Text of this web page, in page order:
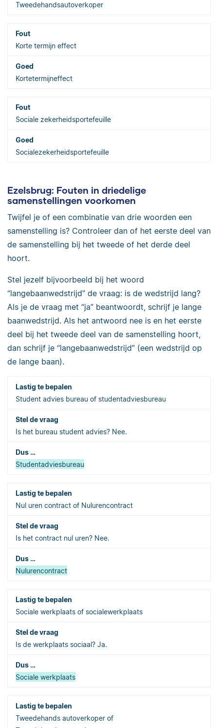
Tweedehandsautoverkoper
Korte termijn effect
Kortetermijneffect
Sociale zekerheidsportefeuille
Socialezekerheidsportefeuille
Ezelsbrug: Fouten in driedelige
samenstellingen voorkomen
Twijfel je of een combinatie van drie woorden een
samenstelling is? Controleer dan of het eerste deel van
de samenstelling bij het tweede of het derde deel
hoort.
Stel jezelf bijvoorbeeld bij het woord
“langebaanwedstrijd” de vraag: is de wedstrijd lang?
Als je de vraag met “ja” beantwoordt, schrijf je lange
baanwedstrijd. Als het antwoord nee is en het eerste
deel bij het tweede deel van de samenstelling hoort,
dan schrijf je “langebaanwedstrijd” (een wedstrijd op
de lange baan).
Student advies bureau of studentadviesbureau
Is het bureau student advies? Nee.
Studentadviesbureau
Nul uren contract of Nulurencontract
Is het contract nul uren? Nee.
Nulurencontract
Sociale werkplaats of socialewerkplaats
Is de werkplaats sociaal? Ja.
Sociale werkplaats
Tweedehands autoverkoper of